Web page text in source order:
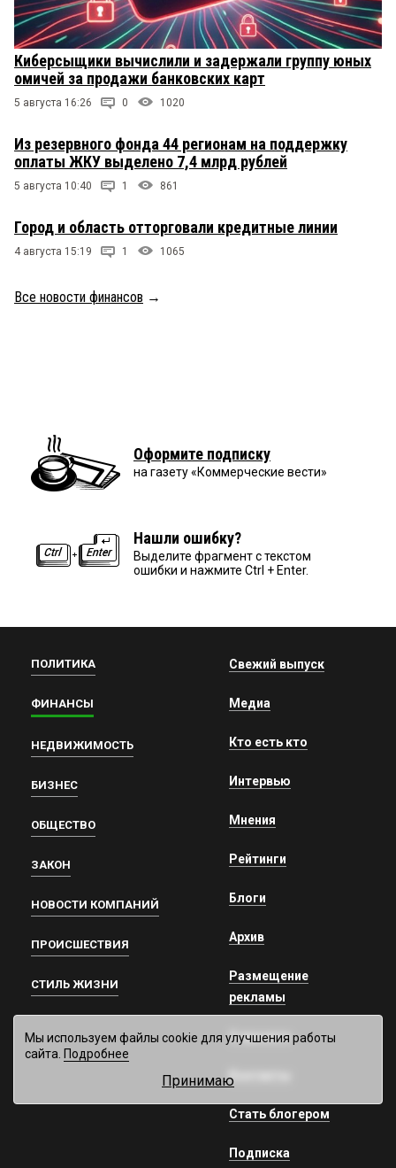
Киберсыщики вычислили и задержали группу юных
омичей за продажи банковских карт
5 августа 16:26 0 1020
Из резервного фонда 44 регионам на поддержку
оплаты ЖКУ выделено 7,4 млрд рублей
5 августа 10:40 1 861
Город и область отторговали кредитные линии
4 августа 15:19 1 1065
Все новости финансов →
Оформите подписку
на газету «Коммерческие вести»
Нашли ошибку?
Выделите фрагмент с текстом
ошибки и нажмите Ctrl + Enter.
ПОЛИТИКА
ФИНАНСЫ
НЕДВИЖИМОСТЬ
БИЗНЕС
ОБЩЕСТВО
ЗАКОН
НОВОСТИ КОМПАНИЙ
ПРОИСШЕСТВИЯ
СТИЛЬ ЖИЗНИ
Свежий выпуск
Медиа
Кто есть кто
Интервью
Мнения
Рейтинги
Блоги
Архив
Размещение
рекламы
О проекте
Контакты
Стать блогером
Подписка
Мы используем файлы cookie для улучшения работы
сайта. Подробнее
Принимаю